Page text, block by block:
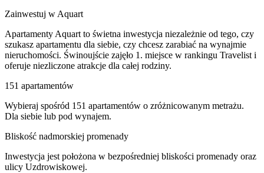
Zainwestuj w Aquart
Apartamenty Aquart to świetna inwestycja niezależnie od tego, czy
szukasz apartamentu dla siebie, czy chcesz zarabiać na wynajmie
nieruchomości. Świnoujście zajęło 1. miejsce w rankingu Travelist i
oferuje niezliczone atrakcje dla całej rodziny.
151 apartamentów
Wybieraj spośród 151 apartamentów o zróżnicowanym metrażu.
Dla siebie lub pod wynajem.
Bliskość nadmorskiej promenady
Inwestycja jest położona w bezpośredniej bliskości promenady oraz
ulicy Uzdrowiskowej.